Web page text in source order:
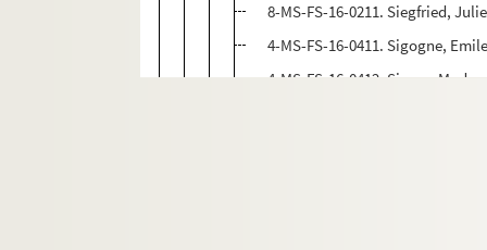
8-MS-FS-16-0211. Siegfried, Julie
4-MS-FS-16-0411. Sigogne,
4-MS-FS-16-0412. Simon,